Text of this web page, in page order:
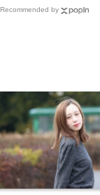
Recommended by